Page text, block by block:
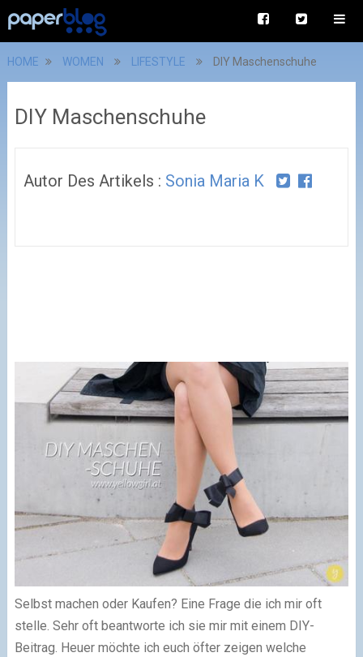
HOME WOMEN LIFESTYLE DIY Maschenschuhe
DIY Maschenschuhe
Autor Des Artikels : Sonia Maria K
Selbst machen oder Kaufen? Eine Frage die ich mir oft
stelle. Sehr oft beantworte ich sie mir mit einem DIY-
Beitrag. Heuer möchte ich euch öfter zeigen welche